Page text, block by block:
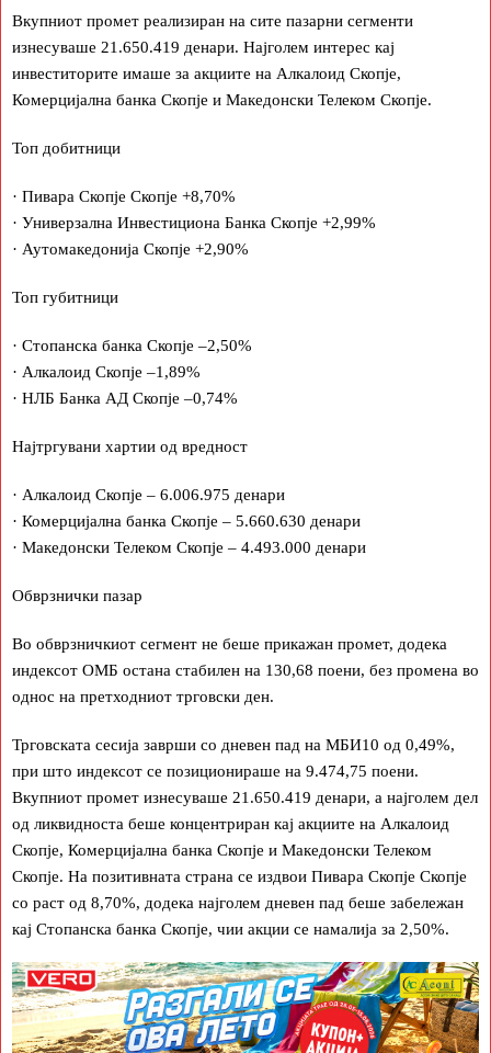
Вкупниот промет реализиран на сите пазарни сегменти
изнесуваше 21.650.419 денари. Најголем интерес кај
инвеститорите имаше за акциите на Алкалоид Скопје,
Комерцијална банка Скопје и Македонски Телеком Скопје.
Топ добитници
· Пивара Скопје Скопје +8,70%
· Универзална Инвестициона Банка Скопје +2,99%
· Аутомакедонија Скопје +2,90%
Топ губитници
· Стопанска банка Скопје –2,50%
· Алкалоид Скопје –1,89%
· НЛБ Банка АД Скопје –0,74%
Најтргувани хартии од вредност
· Алкалоид Скопје – 6.006.975 денари
· Комерцијална банка Скопје – 5.660.630 денари
· Македонски Телеком Скопје – 4.493.000 денари
Обврзнички пазар
Во обврзничкиот сегмент не беше прикажан промет, додека
индексот ОМБ остана стабилен на 130,68 поени, без промена во
однос на претходниот трговски ден.
Трговската сесија заврши со дневен пад на МБИ10 од 0,49%,
при што индексот се позиционираше на 9.474,75 поени.
Вкупниот промет изнесуваше 21.650.419 денари, а најголем дел
од ликвидноста беше концентриран кај акциите на Алкалоид
Скопје, Комерцијална банка Скопје и Македонски Телеком
Скопје. На позитивната страна се издвои Пивара Скопје Скопје
со раст од 8,70%, додека најголем дневен пад беше забележан
кај Стопанска банка Скопје, чии акции се намалија за 2,50%.